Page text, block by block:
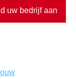
uw bedrijf aan